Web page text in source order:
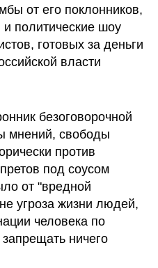
от его поклонников,
политические шоу
готовых за деньги
власти
безоговорочной
мнений, свободы
против
под соусом
от "вредной
угроза жизни людей,
человека по
запрещать ничего